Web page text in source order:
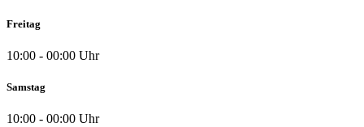
Freitag
10:00 - 00:00 Uhr
Samstag
10:00 - 00:00 Uhr